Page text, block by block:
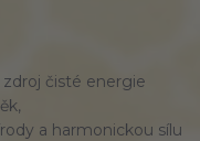
čisté energie
a harmonickou sílu